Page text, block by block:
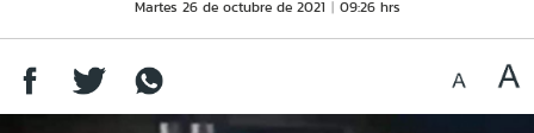
Martes 26 de octubre de 2021 09:26 hrs